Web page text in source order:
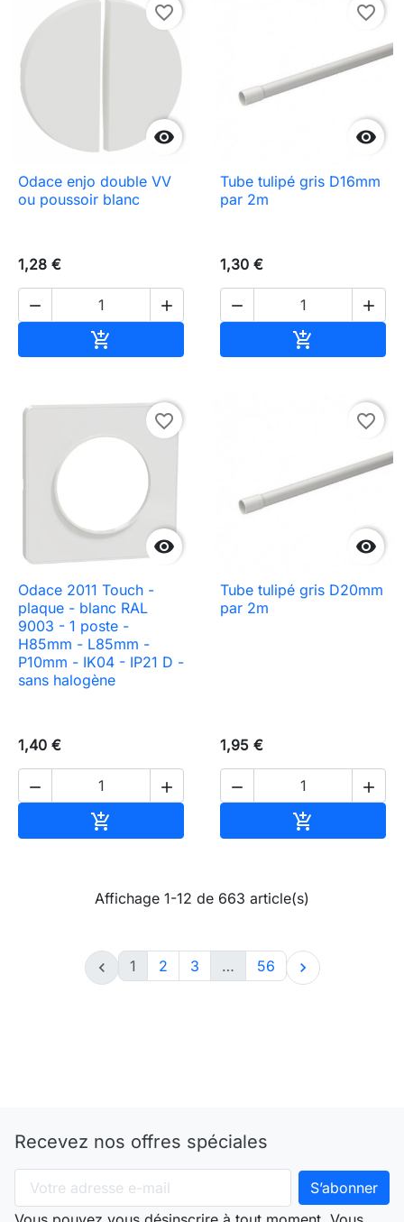

favorite_border
Odace enjo double VV
ou poussoir blanc
1,28 €
 


favorite_border
Tube tulipé gris D16mm
par 2m
1,30 €
 


favorite_border
Odace 2011 Touch -
plaque - blanc RAL
9003 - 1 poste -
H85mm - L85mm -
P10mm - IK04 - IP21 D -
sans halogène
1,40 €
 


favorite_border
Tube tulipé gris D20mm
par 2m
1,95 €
 

Affichage 1-12 de 663 article(s)
 1 2 3 … 56 
Recevez nos offres spéciales